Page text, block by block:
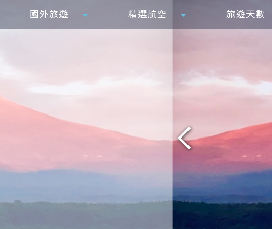
國外旅遊 精選航空 旅遊天數